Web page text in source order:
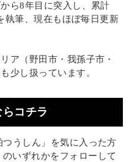
ら8年目に突入し、累計
執筆、現在もほぼ毎日更新
ア（野田市・我孫子市・
少し扱っています。
コチラ
うしん」を気に入った方
いずれかをフォローして